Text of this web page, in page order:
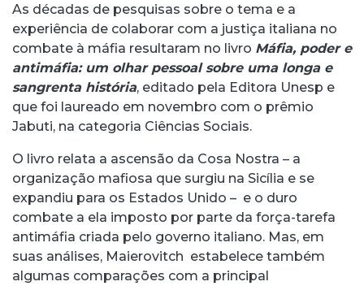
As décadas de pesquisas sobre o tema e a
experiência de colaborar com a justiça italiana no
combate à máfia resultaram no livro Máfia, poder e
antimáfia: um olhar pessoal sobre uma longa e
sangrenta história, editado pela Editora Unesp e
que foi laureado em novembro com o prêmio
Jabuti, na categoria Ciências Sociais.
O livro relata a ascensão da Cosa Nostra – a
organização mafiosa que surgiu na Sicília e se
expandiu para os Estados Unido – e o duro
combate a ela imposto por parte da força-tarefa
antimáfia criada pelo governo italiano. Mas, em
suas análises, Maierovitch estabelece também
algumas comparações com a principal